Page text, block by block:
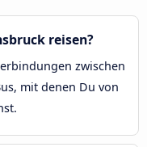
reisen?
zwischen
mit denen Du von